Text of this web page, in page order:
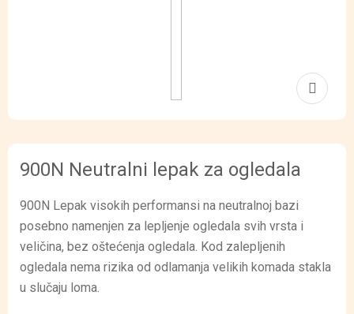
900N Neutralni lepak za ogledala
900N Lepak visokih performansi na neutralnoj bazi
posebno namenjen za lepljenje ogledala svih vrsta i
veličina, bez oštećenja ogledala. Kod zalepljenih
ogledala nema rizika od odlamanja velikih komada stakla
u slučaju loma.